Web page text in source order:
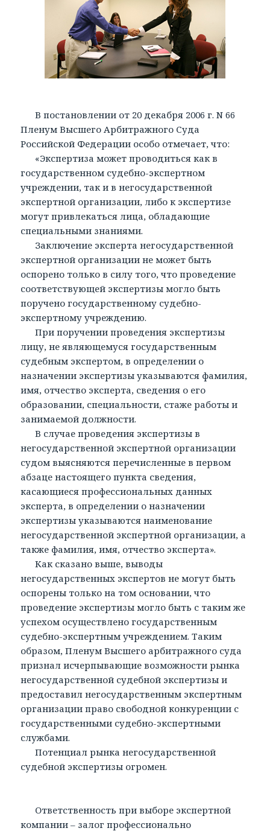
В постановлении от 20 декабря 2006 г. N 66
Пленум Высшего Арбитражного Суда
Российской Федерации особо отмечает, что:
«Экспертиза может проводиться как в
государственном судебно-экспертном
учреждении, так и в негосударственной
экспертной организации, либо к экспертизе
могут привлекаться лица, обладающие
специальными знаниями.
Заключение эксперта негосударственной
экспертной организации не может быть
оспорено только в силу того, что проведение
соответствующей экспертизы могло быть
поручено государственному судебно-
экспертному учреждению.
При поручении проведения экспертизы
лицу, не являющемуся государственным
судебным экспертом, в определении о
назначении экспертизы указываются фамилия,
имя, отчество эксперта, сведения о его
образовании, специальности, стаже работы и
занимаемой должности.
В случае проведения экспертизы в
негосударственной экспертной организации
судом выясняются перечисленные в первом
абзаце настоящего пункта сведения,
касающиеся профессиональных данных
эксперта, в определении о назначении
экспертизы указываются наименование
негосударственной экспертной организации, а
также фамилия, имя, отчество эксперта».
Как сказано выше, выводы
негосударственных экспертов не могут быть
оспорены только на том основании, что
проведение экспертизы могло быть с таким же
успехом осуществлено государственным
судебно-экспертным учреждением. Таким
образом, Пленум Высшего арбитражного суда
признал исчерпывающие возможности рынка
негосударственной судебной экспертизы и
предоставил негосударственным экспертным
организации право свободной конкуренции с
государственными судебно-экспертными
службами.
Потенциал рынка негосударственной
судебной экспертизы огромен.
Ответственность при выборе экспертной
компании – залог профессионально